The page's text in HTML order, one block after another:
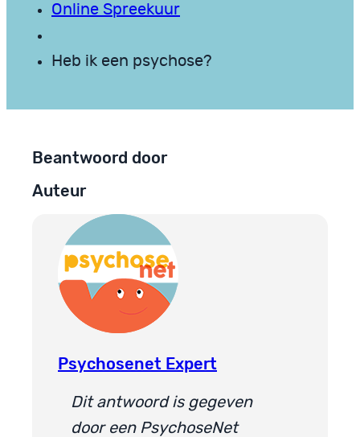
Online Spreekuur
Heb ik een psychose?
Beantwoord door
Auteur
Psychosenet Expert
Dit antwoord is gegeven
door een PsychoseNet